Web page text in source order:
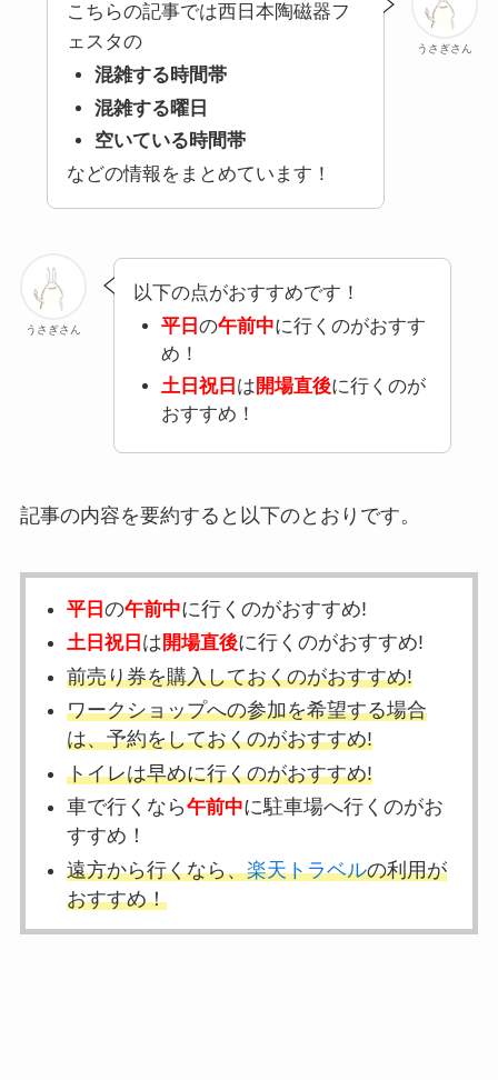
うさぎさん
こちらの記事では西日本陶磁器フ
ェスタの
混雑する時間帯
混雑する曜日
空いている時間帯
などの情報をまとめています！
うさぎさん
以下の点がおすすめです！
平日の午前中に行くのがおすす
め！
土日祝日 は開場直後に行くのが
おすすめ！
記事の内容を要約すると以下のとおりです。
平日 の午前中に行くのがおすすめ!
土日祝日 は開場直後に行くのがおすすめ!
前売り券を購入しておくのがおすすめ!
ワークショップへの参加を希望する場合
は、予約をしておくのがおすすめ!
トイレは早めに行くのがおすすめ!
車で行くなら午前中に駐車場へ行くのがお
すすめ！
遠方から行くなら、楽天トラベルの利用が
おすすめ！